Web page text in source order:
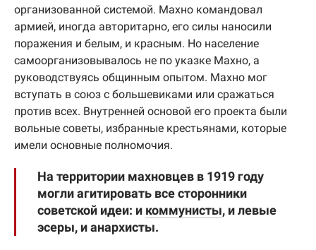
организованной системой. Махно командовал
армией, иногда авторитарно, его силы наносили
поражения и белым, и красным. Но население
самоорганизовывалось не по указке Махно, а
руководствуясь общинным опытом. Махно мог
вступать в союз с большевиками или сражаться
против всех. Внутренней основой его проекта были
вольные советы, избранные крестьянами, которые
имели основные полномочия.
На территории махновцев в 1919 году
могли агитировать все сторонники
советской идеи: и коммунисты, и левые
эсеры, и анархисты.